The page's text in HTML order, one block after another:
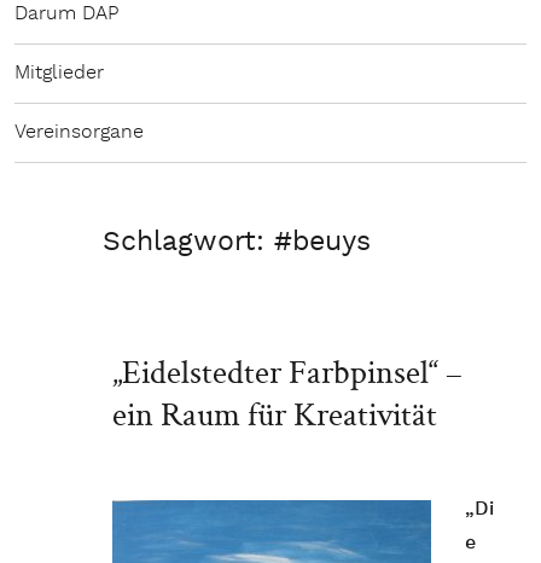
Darum DAP
Mitglieder
Vereinsorgane
Schlagwort:#beuys
„Eidelstedter Farbpinsel“ –
ein Raum für Kreativität
„Di
e